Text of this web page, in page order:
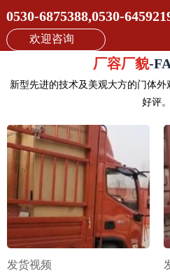
0530-6875388,0530-
欢迎咨询
厂容厂貌-
新型先进的技术及美观大方的门体
好评。
发货视频